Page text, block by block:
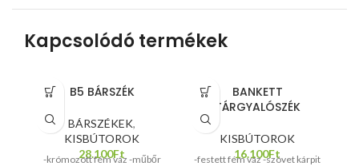
Kapcsolódó termékek
B5 BÁRSZÉK
BÁRSZÉKEK,
KISBÚTOROK
28.100Ft
-krómozott fém váz -műbőr
BANKETT
TÁRGYALÓSZÉK
KISBÚTOROK
16.100Ft
-festett fém váz -szövet kárpit